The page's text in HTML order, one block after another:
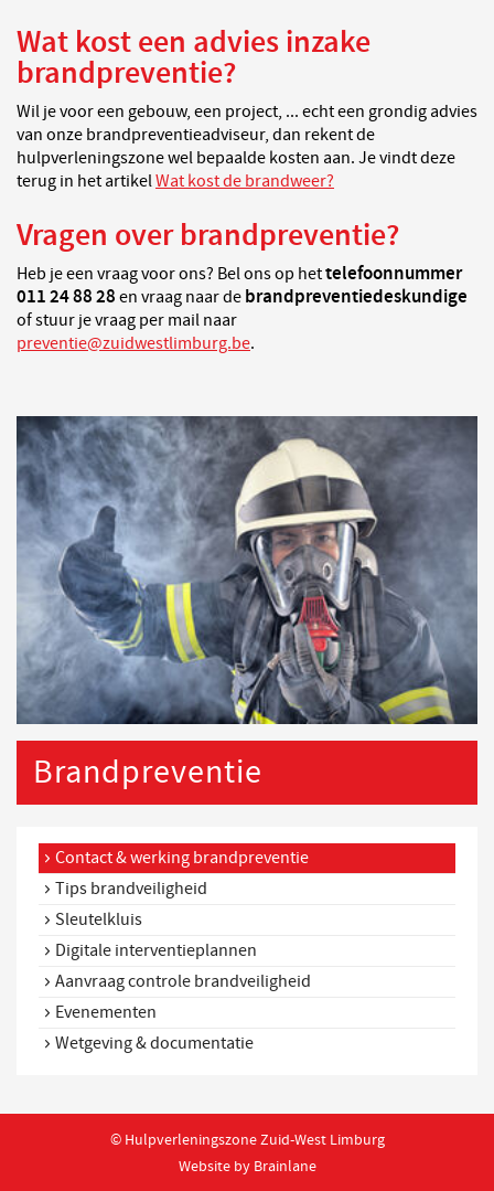
Wat kost een advies inzake
brandpreventie?
Wil je voor een gebouw, een project, ... echt een grondig advies
van onze brandpreventieadviseur, dan rekent de
hulpverleningszone wel bepaalde kosten aan. Je vindt deze
terug in het artikelWat kost de brandweer?
Vragen over brandpreventie?
Heb je een vraag voor ons? Bel ons op hettelefoonnummer
011 24 88 28 en vraag naar de brandpreventiedeskundige
of stuur je vraag per mail naar
preventie@zuidwestlimburg.be.
Brandpreventie
Contact & werking brandpreventie
Tips brandveiligheid
Sleutelkluis
Digitale interventieplannen
Aanvraag controle brandveiligheid
Evenementen
Wetgeving & documentatie
© Hulpverleningszone Zuid-West Limburg
Website by Brainlane